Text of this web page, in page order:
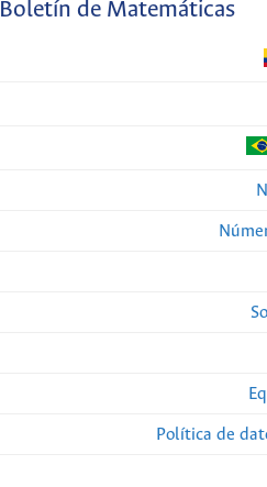
Boletín de Matemáticas
Política de